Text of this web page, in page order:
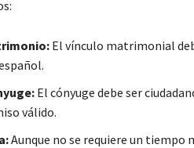
El vínculo matrimonial
El cónyuge debe ser
válido.
Aunque no se requiere un tiempo